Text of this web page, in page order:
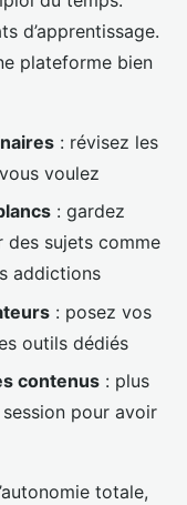
d’apprentissage.
plateforme bien
: révisez les
voulez
: gardez
des sujets comme
addictions
: posez vos
outils dédiés
contenus : plus
pour avoir
totale,